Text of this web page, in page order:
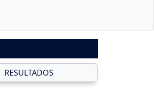
RESULTADOS